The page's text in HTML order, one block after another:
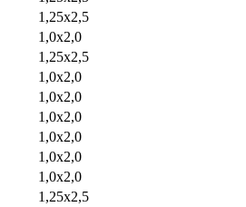
1,25х2,5
1,0х2,0
1,25х2,5
1,0х2,0
1,0х2,0
1,0х2,0
1,0х2,0
1,0х2,0
1,0х2,0
1,25х2,5